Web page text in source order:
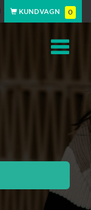
KUNDVAGN 0
Toggle